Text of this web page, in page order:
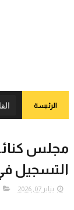
الرئيسة
مجلس
التسجيل
يناير 07, 2026